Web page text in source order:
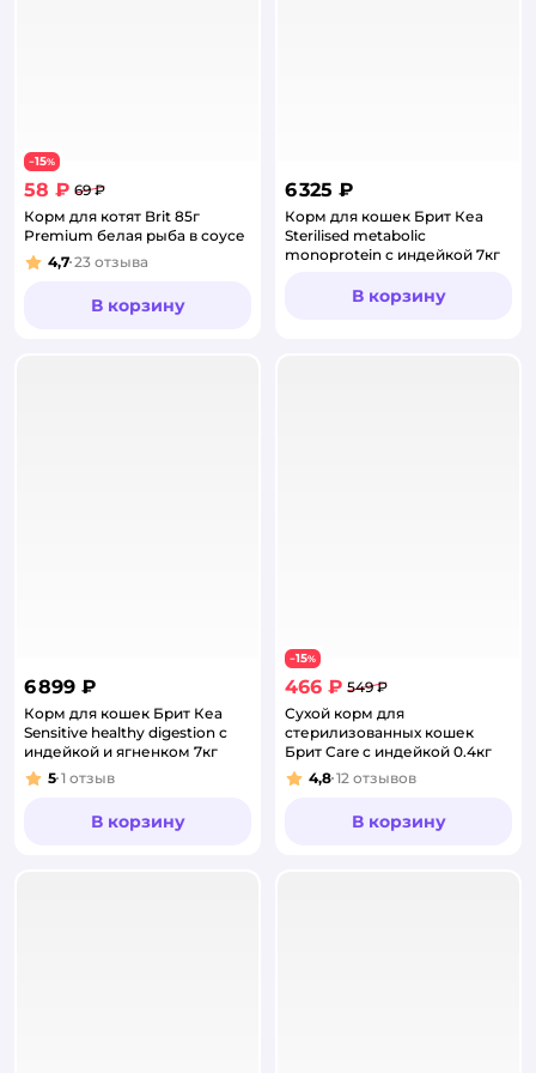
−15%
58 ₽ 69 ₽
Корм для котят Brit 85г
Premium белая рыба в соусе
Рейтинг:
4,7 23 отзыва
В корзину
6 325 ₽
Корм для кошек Брит Кеа
Sterilised metabolic
monoprotein с индейкой 7кг
В корзину
6 899 ₽
Корм для кошек Брит Кеа
Sensitive healthy digestion с
индейкой и ягненком 7кг
Рейтинг:
5 1 отзыв
В корзину
−15%
466 ₽ 549 ₽
Сухой корм для
стерилизованных кошек
Брит Care с индейкой 0.4кг
Рейтинг:
4,8 12 отзывов
В корзину